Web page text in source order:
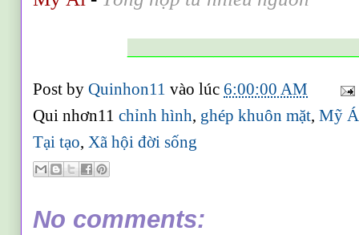
Post byQuinhon11vào lúc 6:00:00 AM
Qui nhơn11chỉnh hình, ghép khuôn mặt,Mỹ
Tại tạo,Xã hội đời sống
No comments: